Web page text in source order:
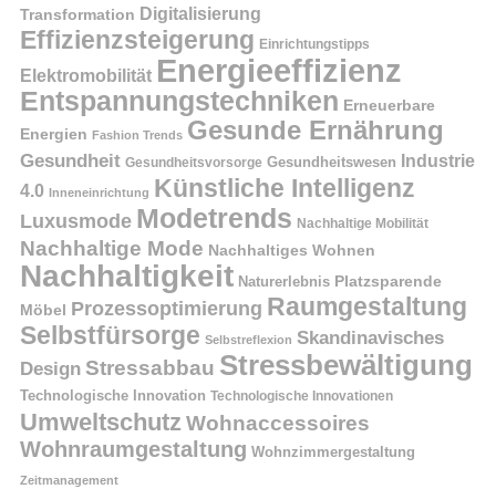
Transformation Digitalisierung
Effizienzsteigerung Einrichtungstipps
Elektromobilität Energieeffizienz
Entspannungstechniken Erneuerbare
Energien Fashion Trends Gesunde Ernährung
Gesundheit Gesundheitsvorsorge Gesundheitswesen
Industrie
4.0
Inneneinrichtung Künstliche Intelligenz
Luxusmode Modetrends Nachhaltige Mobilität
Nachhaltige Mode Nachhaltiges Wohnen
Nachhaltigkeit Naturerlebnis Platzsparende
Möbel
Prozessoptimierung Raumgestaltung
Selbstfürsorge Selbstreflexion Skandinavisches
Design Stressabbau Stressbewältigung
Technologische Innovation Technologische Innovationen
Umweltschutz Wohnaccessoires
Wohnraumgestaltung Wohnzimmergestaltung
Zeitmanagement